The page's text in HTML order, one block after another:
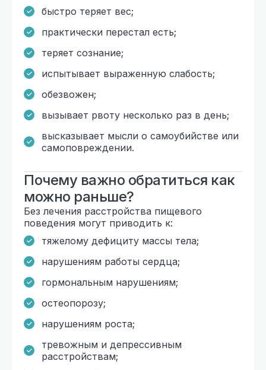
быстро теряет вес;
практически перестал есть;
теряет сознание;
испытывает выраженную слабость;
обезвожен;
вызывает рвоту несколько раз в день;
высказывает мысли о самоубийстве или
самоповреждении.
Почему важно обратиться как
можно раньше?
Без лечения расстройства пищевого
поведения могут приводить к:
тяжелому дефициту массы тела;
нарушениям работы сердца;
гормональным нарушениям;
остеопорозу;
нарушениям роста;
тревожным и депрессивным
расстройствам;